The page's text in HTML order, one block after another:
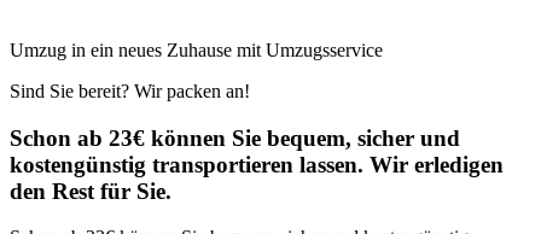
Umzug in ein neues Zuhause mit Umzugsservice
Sind Sie bereit? Wir packen an!
Schon ab 23€ können Sie bequem, sicher und
kostengünstig transportieren lassen. Wir erledigen
den Rest für Sie.